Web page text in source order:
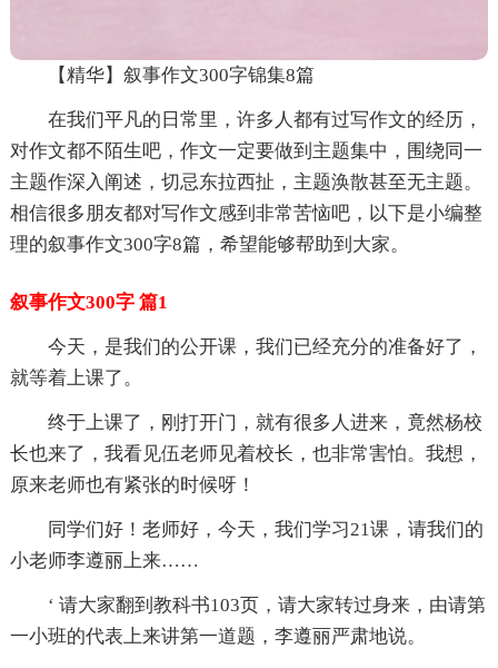
【精华】叙事作文300字锦集8篇
在我们平凡的日常里，许多人都有过写作文的经历，
对作文都不陌生吧，作文一定要做到主题集中，围绕同一
主题作深入阐述，切忌东拉西扯，主题涣散甚至无主题。
相信很多朋友都对写作文感到非常苦恼吧，以下是小编整
理的叙事作文300字8篇，希望能够帮助到大家。
叙事作文300字 篇1
今天，是我们的公开课，我们已经充分的准备好了，
就等着上课了。
终于上课了，刚打开门，就有很多人进来，竟然杨校
长也来了，我看见伍老师见着校长，也非常害怕。我想，
原来老师也有紧张的时候呀！
同学们好！老师好，今天，我们学习21课，请我们的
小老师李遵丽上来……
‘ 请大家翻到教科书103页，请大家转过身来，由请第
一小班的代表上来讲第一道题，李遵丽严肃地说。